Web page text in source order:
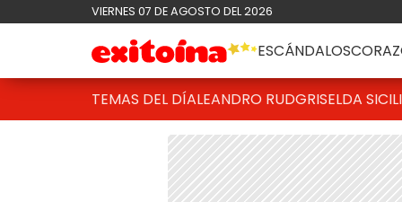
VIERNES 07 DE AGOSTO DEL 2026
ESCÁNDALOS
TEMAS DEL DÍALEANDRO RUDGRISELDA